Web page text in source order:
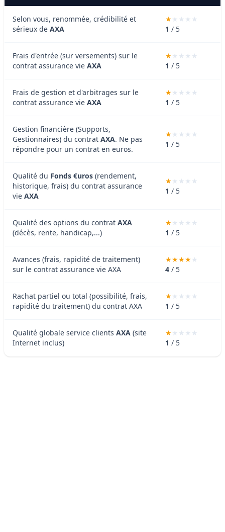
Selon vous, renommée, crédibilité et
sérieux de AXA 1 / 5
Frais d'entrée (sur versements) sur le
contrat assurance vie AXA 1 / 5
Frais de gestion et d'arbitrages sur le
contrat assurance vie AXA 1 / 5
Gestion financière (Supports,
Gestionnaires) du contrat AXA. Ne pas
répondre pour un contrat en euros.
1 / 5
Qualité du Fonds €uros (rendement,
historique, frais) du contrat assurance
vie AXA
1 / 5
Qualité des options du contrat AXA
(décès, rente, handicap,...)
1 / 5
Avances (frais, rapidité de traitement)
sur le contrat assurance vie AXA
4 / 5
Rachat partiel ou total (possibilité, frais,
rapidité du traitement) du contrat AXA
1 / 5
Qualité globale service clients AXA (site
Internet inclus)
1 / 5